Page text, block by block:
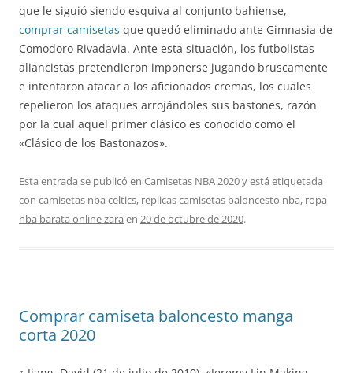
que le siguió siendo esquiva al conjunto bahiense,
comprar camisetas que quedó eliminado ante Gimnasia de
Comodoro Rivadavia. Ante esta situación, los futbolistas
aliancistas pretendieron imponerse jugando bruscamente
e intentaron atacar a los aficionados cremas, los cuales
repelieron los ataques arrojándoles sus bastones, razón
por la cual aquel primer clásico es conocido como el
«Clásico de los Bastonazos».
Esta entrada se publicó en Camisetas NBA 2020y está etiquetada
con camisetas nba celtics, replicas camisetas baloncesto nba, ropa
nba barata online zara en 20 de octubre de 2020.
Comprar camiseta baloncesto manga
corta 2020